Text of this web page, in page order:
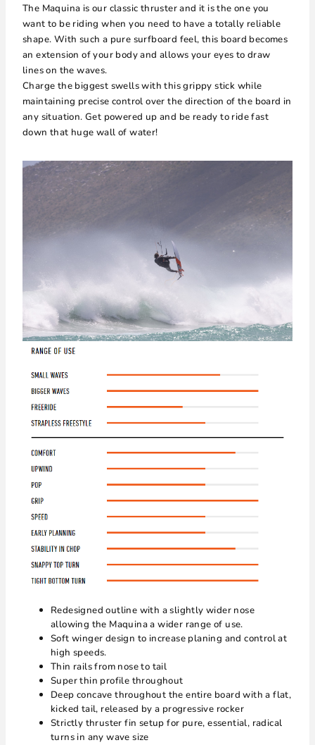
The Maquina is our classic thruster and it is the one you
want to be riding when you need to have a totally reliable
shape. With such a pure surfboard feel, this board becomes
an extension of your body and allows your eyes to draw
lines on the waves.
Charge the biggest swells with this grippy stick while
maintaining precise control over the direction of the board in
any situation. Get powered up and be ready to ride fast
down that huge wall of water!
Redesigned outline with a slightly wider nose
allowing the Maquina a wider range of use.
Soft winger design to increase planing and control at
high speeds.
Thin rails from nose to tail
Super thin profile throughout
Deep concave throughout the entire board with a flat,
kicked tail, released by a progressive rocker
Strictly thruster fin setup for pure, essential, radical
turns in any wave size